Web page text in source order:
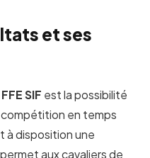
et ses
FFE SIF est la possibilité
en temps
à disposition une
aux cavaliers de